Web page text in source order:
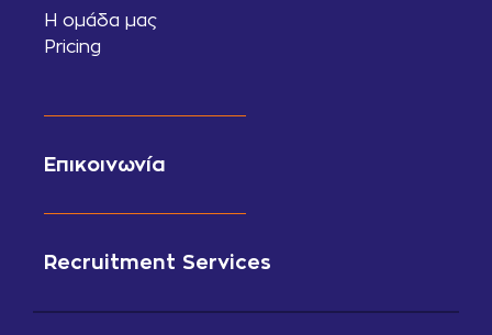
Η ομάδα μας
Pricing
Επικοινωνία
Recruitment Services